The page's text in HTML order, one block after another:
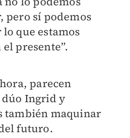
pero sí podemos
que estamos
presente”.
parecen
Ingrid y
también maquinar
futuro.